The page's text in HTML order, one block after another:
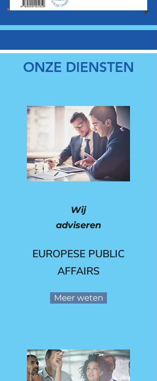
ONZE DIENSTEN
Wij
adviseren
EUROPESE PUBLIC
AFFAIRS
Meer weten